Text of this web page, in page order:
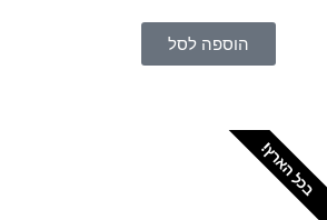
הוספה לסל
הארץ!